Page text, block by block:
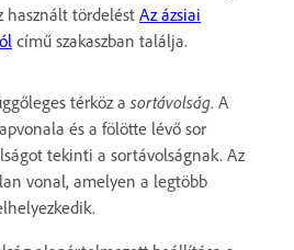
használt tördelést Az ázsiai
című szakaszban találja.
térköz a sortávolság. A
és a fölötte lévő sor
tekinti a sortávolságnak. Az
vonal, amelyen a legtöbb